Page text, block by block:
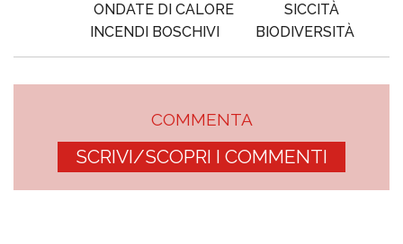
ONDATE DI CALORE
SICCITÀ
INCENDI BOSCHIVI
BIODIVERSITÀ
COMMENTA
SCRIVI/SCOPRI I COMMENTI